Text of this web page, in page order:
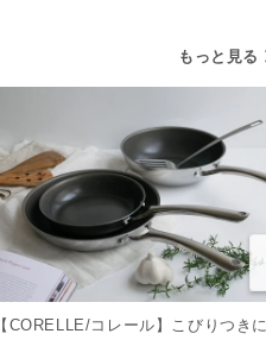
もっと見る
【CORELLE/コレール】こびりつきに